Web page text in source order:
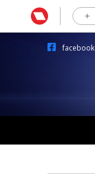
facebook